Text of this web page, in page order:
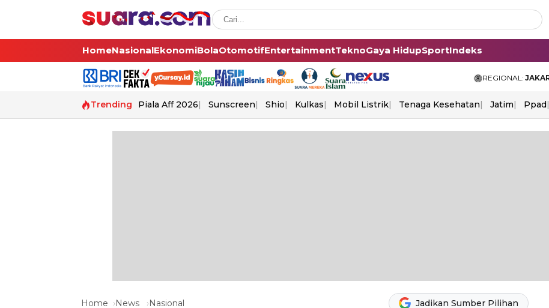
HomeNasionalEkonomiBolaOtomotifEntertainmentTeknoGaya HidupSportIndeks
REGIONAL:
Trending Piala Aff 2026 Sunscreen Shio Kulkas Mobil Listrik Tenaga Kesehatan Jatim Ppad
Home News Nasional Jadikan Sumber Pilihan